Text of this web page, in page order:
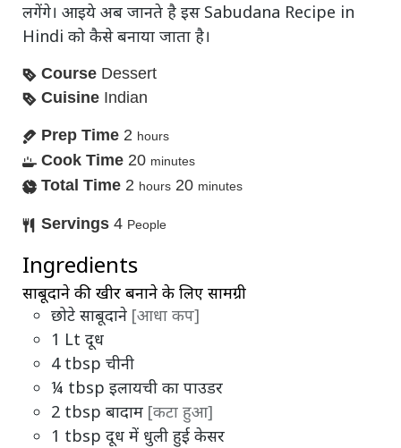
लगेंगे। आइये अब जानते है इस Sabudana Recipe in
Hindi को कैसे बनाया जाता है।
Course Dessert
Cuisine Indian
Prep Time 2 hours
Cook Time 20 minutes
Total Time 2 hours 20 minutes
Servings 4 People
Ingredients
साबूदाने की खीर बनाने के लिए सामग्री
छोटे साबूदाने [आधा कप]
1 Lt दूध
4 tbsp चीनी
¼ tbsp इलायची का पाउडर
2 tbsp बादाम [कटा हुआ]
1 tbsp दूध में धुली हुई केसर